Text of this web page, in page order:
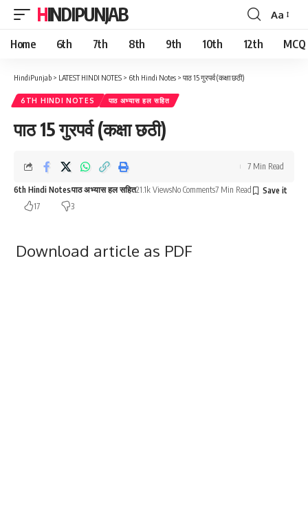
HINDIPUNJAB
Font
Resizer
Aa
Home 6th 7th 8th 9th 10th 12th MCQ
HindiPunjab > LATEST HINDI NOTES > 6th Hindi Notes > पाठ 15 गुरपर्व (कक्षा छठी)
6TH HINDI NOTES पाठ अभ्यास हल सहित
पाठ 15 गुरपर्व (कक्षा छठी)
6th Hindi Notesपाठ अभ्यास हल सहित21.1k ViewsNo Comments7 Min Read
17
3
7 Min Read
Download article as PDF